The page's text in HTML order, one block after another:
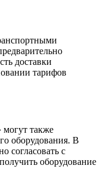
доставки
тарифов
также
оборудования. В
согласовать с
оборудование